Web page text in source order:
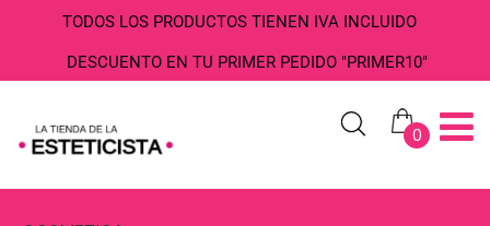
TODOS LOS PRODUCTOS TIENEN IVA INCLUIDO
DESCUENTO EN TU PRIMER PEDIDO "PRIMER10"
0